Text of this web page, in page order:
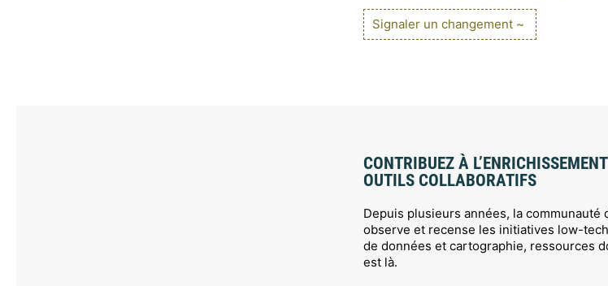
Signaler un changement ~
CONTRIBUEZ À
OUTILS COLLABORATIFS
Depuis plusieurs années, la communauté
observe et recense les initiatives low-
de données et cartographie, ressources
est là.